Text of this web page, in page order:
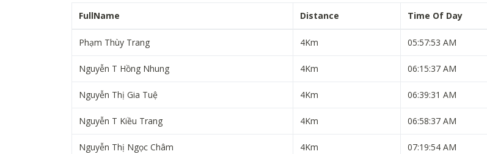
FullName Distance Time Of Day
Phạm Thùy Trang 4Km 05:57:53 AM
Nguyễn T Hồng Nhung 4Km 06:15:37 AM
Nguyễn Thị Gia Tuệ 4Km 06:39:31 AM
Nguyễn T Kiều Trang 4Km 06:58:37 AM
Nguyễn Thị Ngọc Châm 4Km 07:19:54 AM